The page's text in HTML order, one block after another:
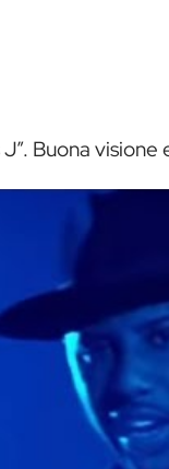
Buona visione